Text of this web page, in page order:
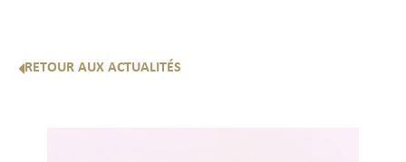
RETOUR AUX ACTUALITÉS